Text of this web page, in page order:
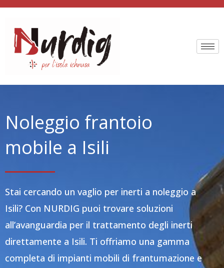
Vai
contenuto
Noleggio frantoio
mobile a Isili
Stai cercando un vaglio per inerti a noleggio a
Isili? Con NURDIG puoi trovare soluzioni
all’avanguardia per il trattamento degli inerti
direttamente a Isili. Ti offriamo una gamma
completa di impianti mobili di frantumazione e